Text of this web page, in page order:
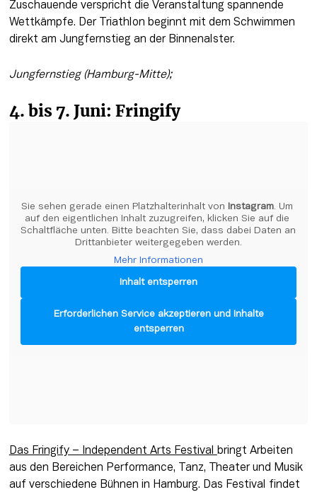
Zuschauende verspricht die Veranstaltung spannende
Wettkämpfe. Der Triathlon beginnt mit dem Schwimmen
direkt am Jungfernstieg an der Binnenalster.
Jungfernstieg (Hamburg-Mitte);
4. bis 7. Juni: Fringify
Sie sehen gerade einen Platzhalterinhalt von Instagram. Um
auf den eigentlichen Inhalt zuzugreifen, klicken Sie auf die
Schaltfläche unten. Bitte beachten Sie, dass dabei Daten an
Drittanbieter weitergegeben werden.
Mehr Informationen
Inhalt entsperren
Erforderlichen Service akzeptieren und Inhalte
entsperren
Das Fringify – Independent Arts Festival bringt Arbeiten
aus den Bereichen Performance, Tanz, Theater und Musik
auf verschiedene Bühnen in Hamburg. Das Festival findet